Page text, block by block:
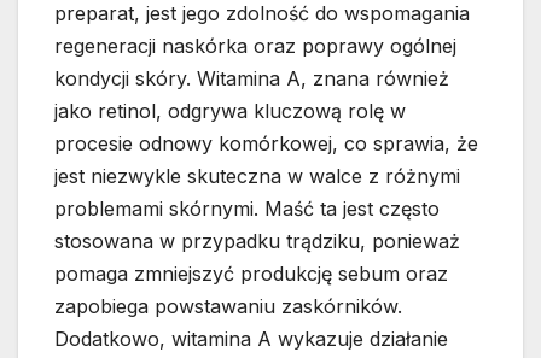
preparat, jest jego zdolność do wspomagania
regeneracji naskórka oraz poprawy ogólnej
kondycji skóry. Witamina A, znana również
jako retinol, odgrywa kluczową rolę w
procesie odnowy komórkowej, co sprawia, że
jest niezwykle skuteczna w walce z różnymi
problemami skórnymi. Maść ta jest często
stosowana w przypadku trądziku, ponieważ
pomaga zmniejszyć produkcję sebum oraz
zapobiega powstawaniu zaskórników.
Dodatkowo, witamina A wykazuje działanie